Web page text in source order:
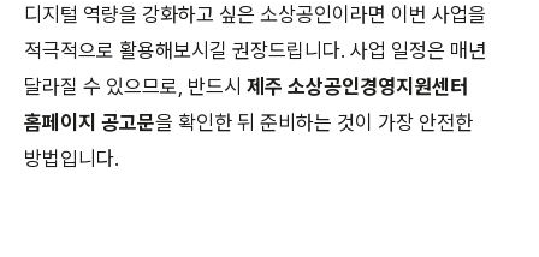
디지털 역량을 강화하고 싶은 소상공인이라면 이번 사업을
적극적으로 활용해보시길 권장드립니다. 사업 일정은 매년
달라질 수 있으므로, 반드시 제주 소상공인경영지원센터
홈페이지 공고문을 확인한 뒤 준비하는 것이 가장 안전한
방법입니다.